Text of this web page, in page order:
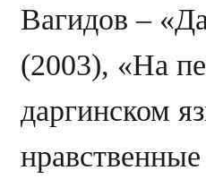
Вагидов –
(2003), «На
даргинском